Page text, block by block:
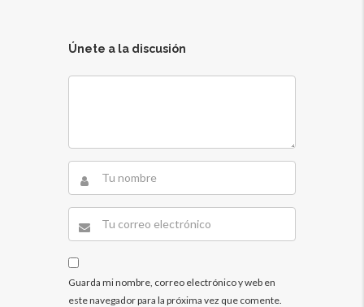
Únete a la discusión
Guarda mi nombre, correo electrónico y web en
este navegador para la próxima vez que comente.